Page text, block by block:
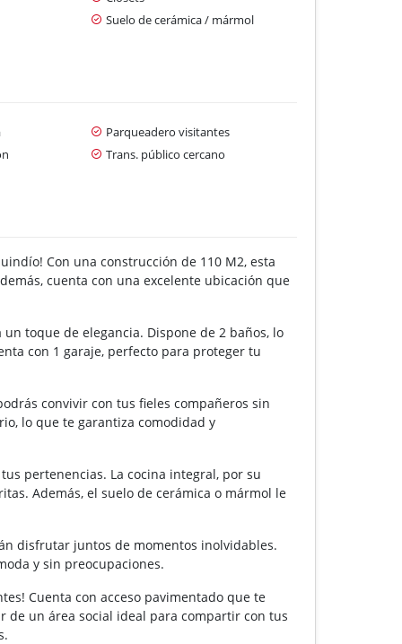
Suelo de cerámica / mármol
Parqueadero visitantes
Trans. público cercano
Con una construcción de 110 M2, esta
cuenta con una excelente ubicación que
toque de elegancia. Dispone de 2 baños, lo
con 1 garaje, perfecto para proteger tu
convivir con tus fieles compañeros sin
lo que te garantiza comodidad y
pertenencias. La cocina integral, por su
Además, el suelo de cerámica o mármol le
disfrutar juntos de momentos inolvidables.
y sin preocupaciones.
Cuenta con acceso pavimentado que te
un área social ideal para compartir con tus